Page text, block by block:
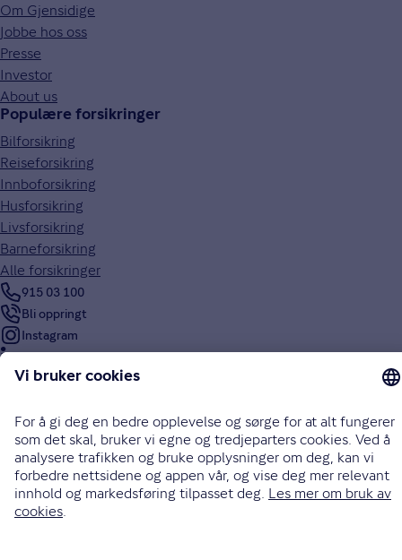
Om Gjensidige
Jobbe hos oss
Presse
Investor
About us
Populære forsikringer
Bilforsikring
Reiseforsikring
Innboforsikring
Husforsikring
Livsforsikring
Barneforsikring
Alle forsikringer
915 03 100
Bli oppringt
Instagram
LinkedIn
Facebook
Endre cookieinnstillinger
Informasjonskapsler (cookies)
Personvern og sikkerhet
Vilkår for bruk av nettsidene
Tilgjengelighetserklæring
Sammenlign prisene våre med andre selskaper på